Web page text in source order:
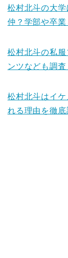
松村北斗の大
仲？学部や卒業
松村北斗の私
ンツなども調査
松村北斗はイ
れる理由を徹底